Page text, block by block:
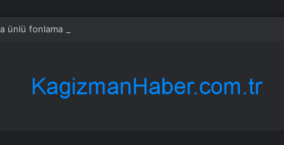
ünlü fonlama platformunda dev işten çıkarma!